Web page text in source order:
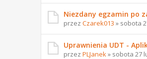
Niezdany egzamin po
przez Czarek013 » sobota
Uprawnienia UDT -
przez PLJanek » sobota 27